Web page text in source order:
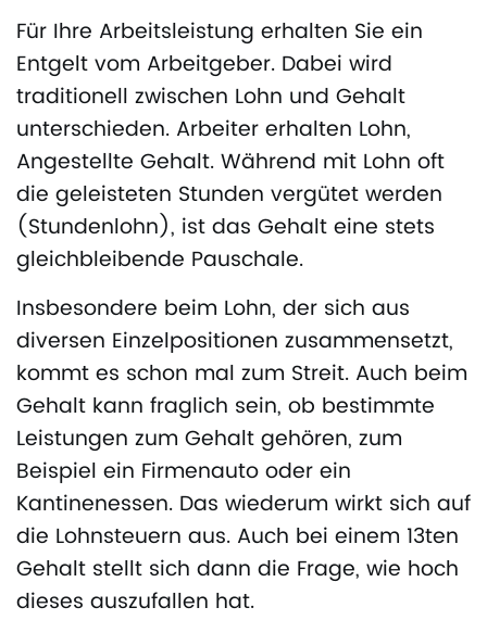
Für Ihre Arbeitsleistung erhalten Sie ein
Entgelt vom Arbeitgeber. Dabei wird
traditionell zwischen Lohn und Gehalt
unterschieden. Arbeiter erhalten Lohn,
Angestellte Gehalt. Während mit Lohn oft
die geleisteten Stunden vergütet werden
(Stundenlohn), ist das Gehalt eine stets
gleichbleibende Pauschale.
Insbesondere beim Lohn, der sich aus
diversen Einzelpositionen zusammensetzt,
kommt es schon mal zum Streit. Auch beim
Gehalt kann fraglich sein, ob bestimmte
Leistungen zum Gehalt gehören, zum
Beispiel ein Firmenauto oder ein
Kantinenessen. Das wiederum wirkt sich auf
die Lohnsteuern aus. Auch bei einem 13ten
Gehalt stellt sich dann die Frage, wie hoch
dieses auszufallen hat.